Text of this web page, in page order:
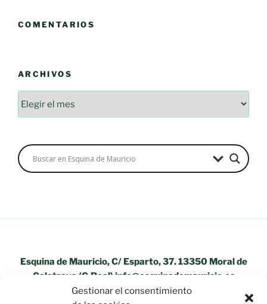
Gestionar el consentimiento
COMENTARIOS
ARCHIVOS
Esquina de Mauricio, C/ Esparto, 37. 13350 Moral de
Calatrava (C.Real) info@esquinademauricio.es